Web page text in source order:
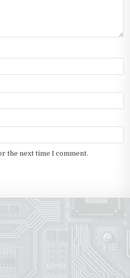
the next time I comment.